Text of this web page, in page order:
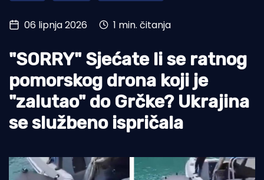
Otoci
Turizam i nautika
Pomorstvo
Ribolov
Ekologija
Tradicija i kultura
06 lipnja 2026 1 min. čitanja
"SORRY" Sjećate li se ratnog
pomorskog drona koji je
"zalutao" do Grčke? Ukrajina
se službeno ispričala